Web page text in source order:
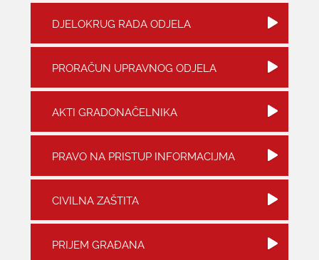
KONTAKTI
DJELOKRUG RADA ODJELA
PRORAČUN UPRAVNOG ODJELA
AKTI GRADONAČELNIKA
PRAVO NA PRISTUP INFORMACIJMA
CIVILNA ZAŠTITA
PRIJEM GRAĐANA